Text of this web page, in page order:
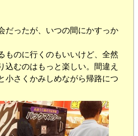
だったが、いつの間にかすっか
ものに行くのもいいけど、全然
込むのはもっと楽しい。間違え
さくかみしめながら帰路につ